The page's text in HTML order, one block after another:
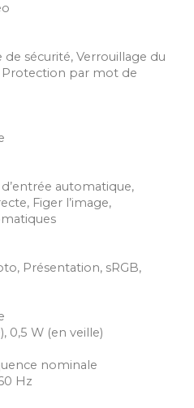
sécurité, Verrouillage du
par mot de
automatique,
Figer l’image,
Présentation, sRGB,
0,5 W (en veille)
nominale
Hz